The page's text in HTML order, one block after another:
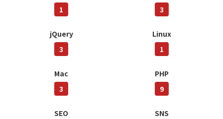
1
3
jQuery
3
Linux
1
Mac
3
PHP
9
SEO
SNS